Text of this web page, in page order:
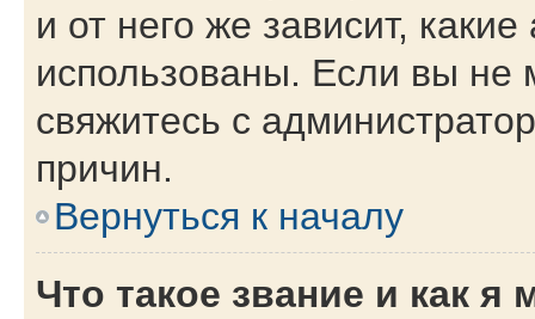
и от него же зависит,
использованы. Если вы не
свяжитесь с
причин.
Вернуться к началу
Что такое звание и как я